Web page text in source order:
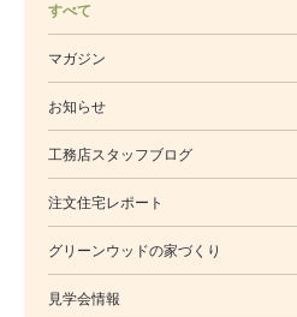
すべて
マガジン
お知らせ
工務店スタッフブログ
注文住宅レポート
グリーンウッドの家づくり
見学会情報